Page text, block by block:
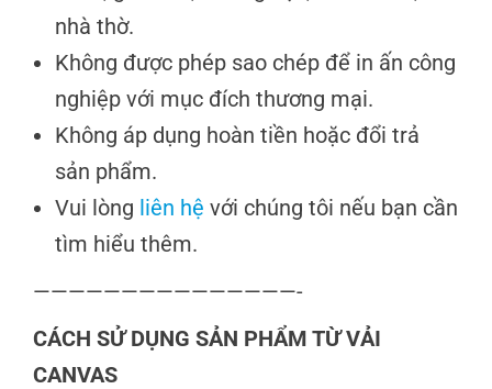
nhà thờ.
Không được phép sao chép để in ấn công
nghiệp với mục đích thương mại.
Không áp dụng hoàn tiền hoặc đổi trả
sản phẩm.
Vui lòng liên hệ với chúng tôi nếu bạn cần
tìm hiểu thêm.
———————————————-
CÁCH SỬ DỤNG SẢN PHẨM TỪ VẢI
CANVAS